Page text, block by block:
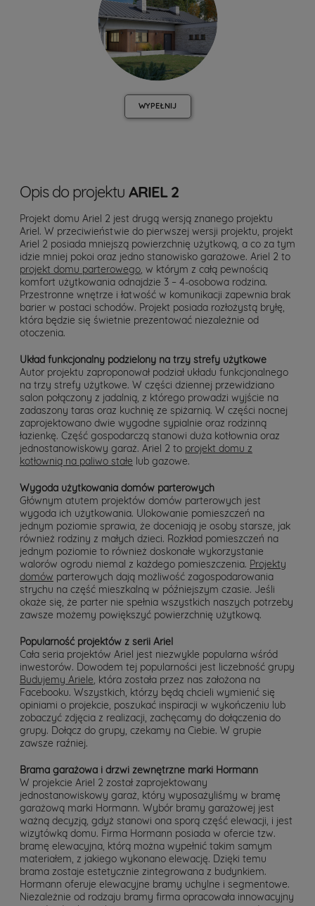
WYPEŁNIJ
Opis do projektu ARIEL 2
Projekt domu Ariel 2 jest drugą wersją znanego projektu
Ariel. W przeciwieństwie do pierwszej wersji projektu, projekt
Ariel 2 posiada mniejszą powierzchnię użytkową, a co za tym
idzie mniej pokoi oraz jedno stanowisko garażowe. Ariel 2 to
projekt domu parterowego , w którym z całą pewnością
komfort użytkowania odnajdzie 3 – 4-osobowa rodzina.
Przestronne wnętrze i łatwość w komunikacji zapewnia brak
barier w postaci schodów. Projekt posiada rozłożystą bryłę,
która będzie się świetnie prezentować niezależnie od
otoczenia.
Układ funkcjonalny podzielony na trzy strefy użytkowe
Autor projektu zaproponował podział układu funkcjonalnego
na trzy strefy użytkowe. W części dziennej przewidziano
salon połączony z jadalnią, z którego prowadzi wyjście na
zadaszony taras oraz kuchnię ze spiżarnią. W części nocnej
zaprojektowano dwie wygodne sypialnie oraz rodzinną
łazienkę. Część gospodarczą stanowi duża kotłownia oraz
jednostanowiskowy garaż. Ariel 2 to projekt domu z
kotłownią na paliwo stałe lub gazowe.
Wygoda użytkowania domów parterowych
Głównym atutem projektów domów parterowych jest
wygoda ich użytkowania. Ulokowanie pomieszczeń na
jednym poziomie sprawia, że doceniają je osoby starsze, jak
również rodziny z małych dzieci. Rozkład pomieszczeń na
jednym poziomie to również doskonałe wykorzystanie
walorów ogrodu niemal z każdego pomieszczenia. Projekty
domów parterowych dają możliwość zagospodarowania
strychu na część mieszkalną w późniejszym czasie. Jeśli
okaże się, że parter nie spełnia wszystkich naszych potrzeby
zawsze możemy powiększyć powierzchnię użytkową.
Popularność projektów z serii Ariel
Cała seria projektów Ariel jest niezwykle popularna wśród
inwestorów. Dowodem tej popularności jest liczebność grupy
Budujemy Ariele , która została przez nas założona na
Facebooku. Wszystkich, którzy będą chcieli wymienić się
opiniami o projekcie, poszukać inspiracji w wykończeniu lub
zobaczyć zdjęcia z realizacji, zachęcamy do dołączenia do
grupy. Dołącz do grupy, czekamy na Ciebie. W grupie
zawsze raźniej.
Brama garażowa i drzwi zewnętrzne marki Hormann
W projekcie Ariel 2 został zaprojektowany
jednostanowiskowy garaż, który wyposażyliśmy w bramę
garażową marki Hormann. Wybór bramy garażowej jest
ważną decyzją, gdyż stanowi ona sporą część elewacji, i jest
wizytówką domu. Firma Hormann posiada w ofercie tzw.
bramę elewacyjna, którą można wypełnić takim samym
materiałem, z jakiego wykonano elewację. Dzięki temu
brama zostaje estetycznie zintegrowana z budynkiem.
Hormann oferuje elewacyjne bramy uchylne i segmentowe.
Niezależnie od rodzaju bramy firma opracowała innowacyjny